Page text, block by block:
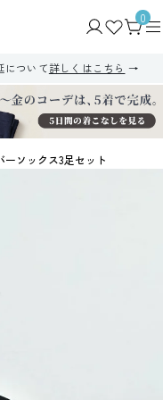
0
について詳しくはこちら
ーソックス3足セット